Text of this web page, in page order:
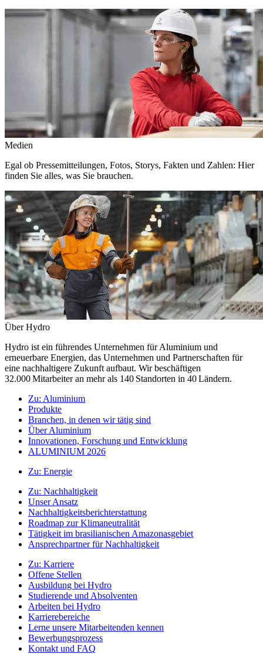
Medien
Egal ob Pressemitteilungen, Fotos, Storys, Fakten und Zahlen: Hier
finden Sie alles, was Sie brauchen.
Über Hydro
Hydro ist ein führendes Unternehmen für Aluminium und
erneuerbare Energien, das Unternehmen und Partnerschaften für
eine nachhaltigere Zukunft aufbaut. Wir beschäftigen
32.000 Mitarbeiter an mehr als 140 Standorten in 40 Ländern.
Zu: Aluminium
Produkte
Branchen, in denen wir tätig sind
Über Aluminium
Innovationen, Forschung und Entwicklung
ALUMINIUM 2026
Zu: Energie
Zu: Nachhaltigkeit
Unser Ansatz
Nachhaltigkeitsberichterstattung
Roadmap zur Klimaneutralität
Tätigkeit im brasilianischen Amazonasgebiet
Ansprechpartner für Nachhaltigkeit
Zu: Karriere
Offene Stellen
Ausbildung bei Hydro
Studierende und Absolventen
Arbeiten bei Hydro
Karrierebereiche
Lerne unsere Mitarbeitenden kennen
Bewerbungsprozess
Kontakt und FAQ